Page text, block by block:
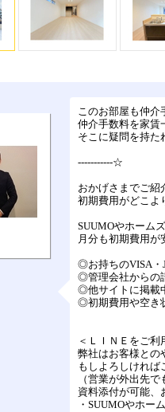
このお部屋も仲介
仲介手数料を家賃
そこに疑問を持た
-----------☆
おかげさまでご紹
初期費用がどこよ
SUUMOやホーム
月分も初期費用が
◎お持ちのVISA・
◎管理会社からの
◎他サイトに掲載
◎初期費用や空き
＜ＬＩＮＥをご利
弊社はお客様との
もしよろしければ
（営業が外出先
資料添付が可能、
・SUUMOやホー